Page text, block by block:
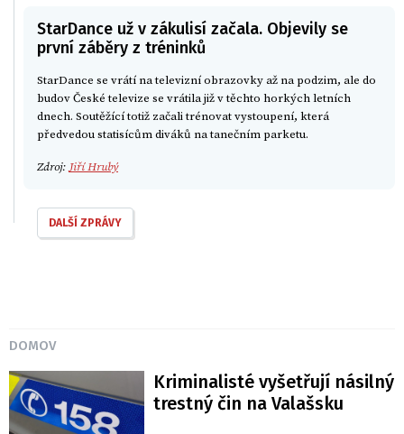
StarDance už v zákulisí začala. Objevily se
první záběry z tréninků
StarDance se vrátí na televizní obrazovky až na podzim, ale do
budov České televize se vrátila již v těchto horkých letních
dnech. Soutěžící totiž začali trénovat vystoupení, která
předvedou statisícům diváků na tanečním parketu.
Zdroj:Jiří Hrubý
DALŠÍ ZPRÁVY
DOMOV
Kriminalisté vyšetřují násilný
trestný čin na Valašsku